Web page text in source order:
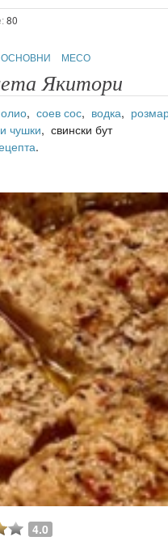
80
ОСНОВНИ МЕСО
Якитори
олио, соев сос, водка,
чушки, свински бут
.
4.0